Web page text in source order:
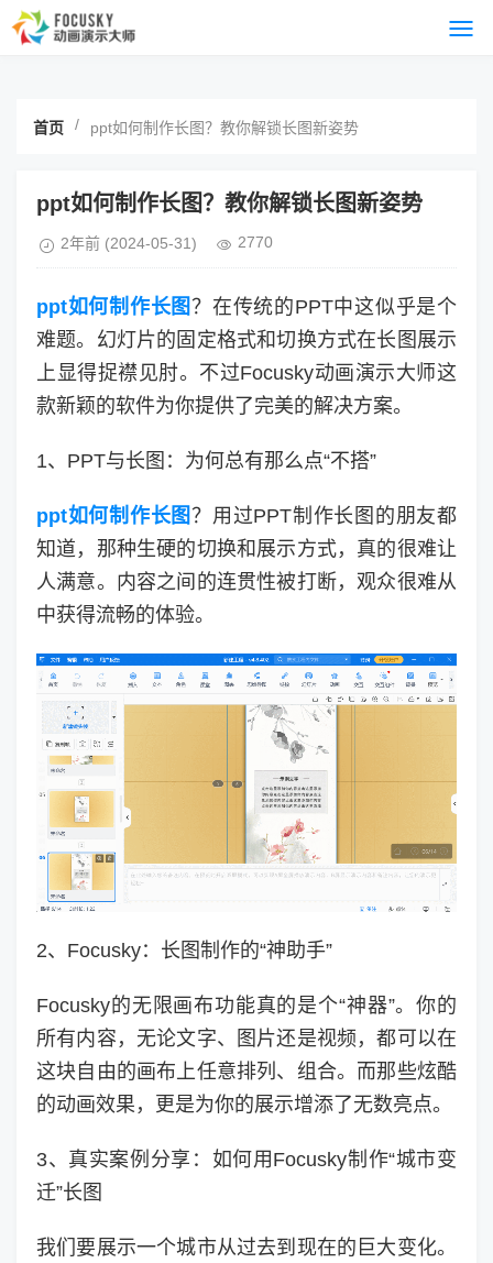
首页 / ppt如何制作长图？教你解锁长图新姿势
ppt如何制作长图？教你解锁长图新姿势
2年前 (2024-05-31) 2770
ppt如何制作长图？在传统的PPT中这似乎是个
难题。幻灯片的固定格式和切换方式在长图展示
上显得捉襟见肘。不过Focusky动画演示大师这
款新颖的软件为你提供了完美的解决方案。
1、PPT与长图：为何总有那么点“不搭”
ppt如何制作长图？用过PPT制作长图的朋友都
知道，那种生硬的切换和展示方式，真的很难让
人满意。内容之间的连贯性被打断，观众很难从
中获得流畅的体验。
2、Focusky：长图制作的“神助手”
Focusky的无限画布功能真的是个“神器”。你的
所有内容，无论文字、图片还是视频，都可以在
这块自由的画布上任意排列、组合。而那些炫酷
的动画效果，更是为你的展示增添了无数亮点。
3、真实案例分享：如何用Focusky制作“城市变
迁”长图
我们要展示一个城市从过去到现在的巨大变化。